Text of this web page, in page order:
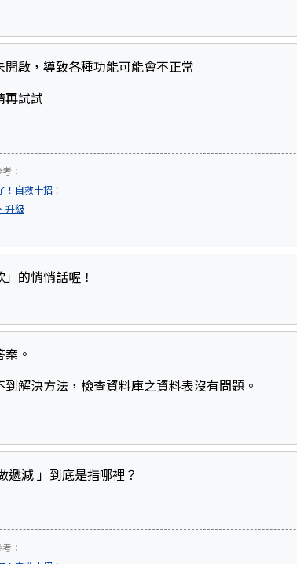
開啟，導致各種功能可能會不正常
再試試
：
！自救十招！
升級
的悄悄話喔！
。
解決方法，檢查資料庫之資料表沒有問題。
遞減 」到底是指哪裡？
：